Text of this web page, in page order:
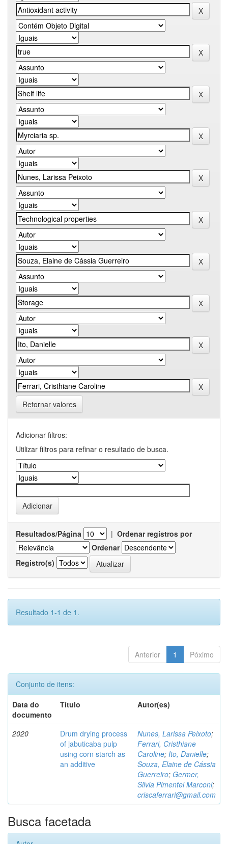
Retornar valores
Adicionar filtros:
Utilizar filtros para refinar o resultado de busca.
Resultados/Página | Ordenar registros por
Ordenar
Registro(s)
Resultado 1-1 de 1.
Anterior 1 Póximo
Conjunto de itens:
Data do
documento
Título Autor(es)
2020
Drum drying process
of jabuticaba pulp
using corn starch as
an additive
Nunes, Larissa Peixoto;
Ferrari, Cristhiane
Caroline; Ito, Danielle;
Souza, Elaine de Cássia
Guerreiro; Germer,
Silvia Pimentel Marconi;
criscaferrari@gmail.com
Busca facetada